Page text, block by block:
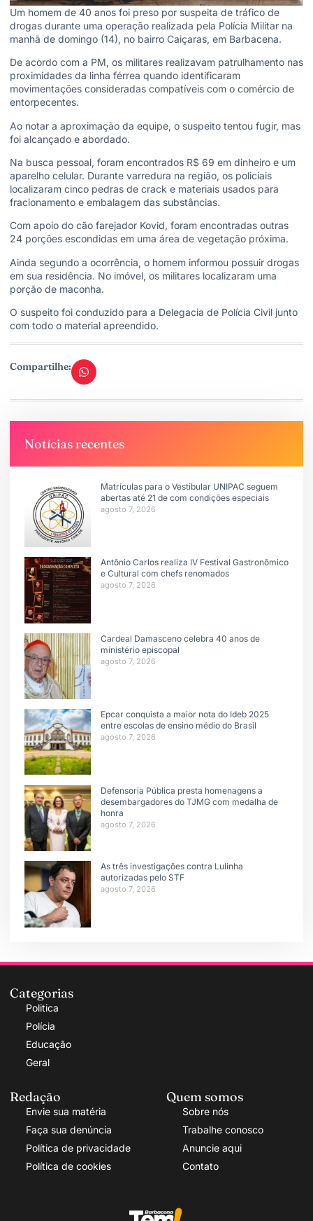
Um homem de 40 anos foi preso por suspeita de tráfico de
drogas durante uma operação realizada pela Polícia Militar na
manhã de domingo (14), no bairro Caiçaras, em Barbacena.
De acordo com a PM, os militares realizavam patrulhamento nas
proximidades da linha férrea quando identificaram
movimentações consideradas compatíveis com o comércio de
entorpecentes.
Ao notar a aproximação da equipe, o suspeito tentou fugir, mas
foi alcançado e abordado.
Na busca pessoal, foram encontrados R$ 69 em dinheiro e um
aparelho celular. Durante varredura na região, os policiais
localizaram cinco pedras de crack e materiais usados para
fracionamento e embalagem das substâncias.
Com apoio do cão farejador Kovid, foram encontradas outras
24 porções escondidas em uma área de vegetação próxima.
Ainda segundo a ocorrência, o homem informou possuir drogas
em sua residência. No imóvel, os militares localizaram uma
porção de maconha.
O suspeito foi conduzido para a Delegacia de Polícia Civil junto
com todo o material apreendido.
Compartilhe:
Notícias recentes
Matrículas para o Vestibular UNIPAC seguem
abertas até 21 de com condições especiais
agosto 7, 2026
Antônio Carlos realiza IV Festival Gastronômico
e Cultural com chefs renomados
agosto 7, 2026
Cardeal Damasceno celebra 40 anos de
ministério episcopal
agosto 7, 2026
Epcar conquista a maior nota do Ideb 2025
entre escolas de ensino médio do Brasil
agosto 7, 2026
Defensoria Pública presta homenagens a
desembargadores do TJMG com medalha de
honra
agosto 7, 2026
As três investigações contra Lulinha
autorizadas pelo STF
agosto 7, 2026
Categorias
Politica
Polícia
Educação
Geral
Redação
Envie sua matéria
Faça sua denúncia
Política de privacidade
Política de cookies
Quem somos
Sobre nós
Trabalhe conosco
Anuncie aqui
Contato